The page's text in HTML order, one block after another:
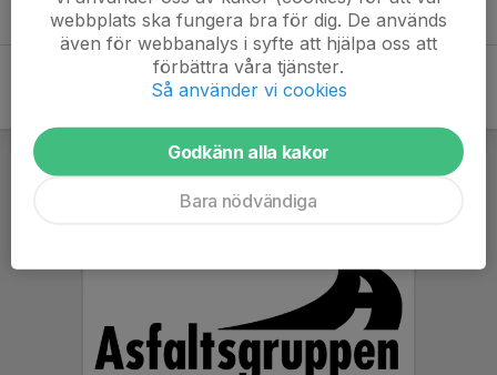
webbplats ska fungera bra för dig. De används
även för webbanalys i syfte att hjälpa oss att
förbättra våra tjänster.
Så använder vi cookies
Godkänn alla kakor
Bara nödvändiga